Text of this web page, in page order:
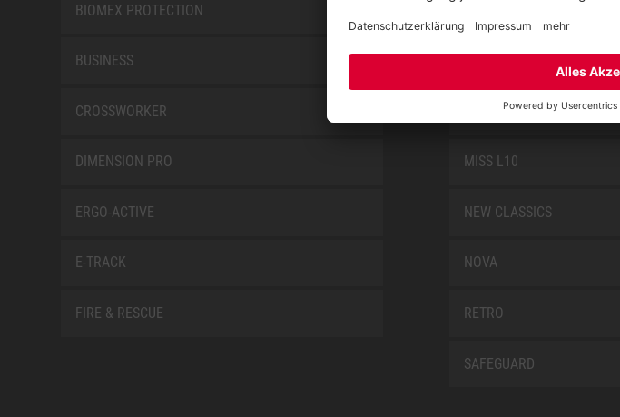
BIOMEX PROTECTION
BUSINESS
CROSSWORKER
DIMENSION PRO
ERGO-ACTIVE
E-TRACK
FIRE & RESCUE
LOWA WORK COLLECTION
MISS L10
NEW CLASSICS
NOVA
RETRO
SAFEGUARD